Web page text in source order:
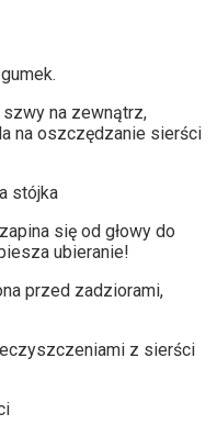
na zewnątrz,
na oszczędzanie sierści
stójka
się od głowy do
ubieranie!
przed zadziorami,
z sierści